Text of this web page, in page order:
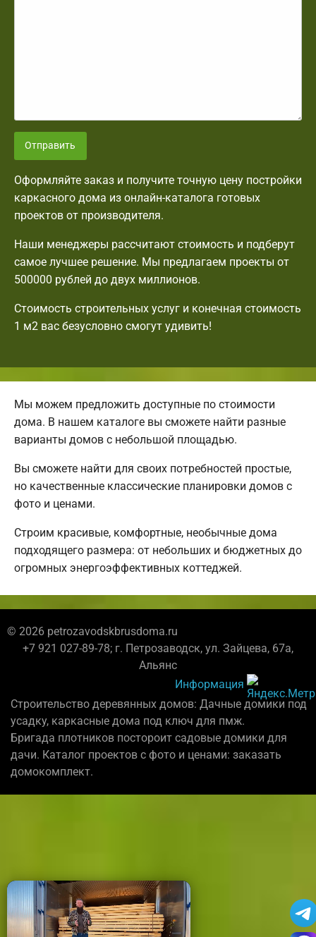
Отправить
Оформляйте заказ и получите точную цену постройки
каркасного дома из онлайн-каталога готовых
проектов от производителя.
Наши менеджеры рассчитают стоимость и подберут
самое лучшее решение. Мы предлагаем проекты от
500000 рублей до двух миллионов.
Стоимость строительных услуг и конечная стоимость
1 м2 вас безусловно смогут удивить!
Мы можем предложить доступные по стоимости
дома. В нашем каталоге вы сможете найти разные
варианты домов с небольшой площадью.
Вы сможете найти для своих потребностей простые,
но качественные классические планировки домов с
фото и ценами.
Строим красивые, комфортные, необычные дома
подходящего размера: от небольших и бюджетных до
огромных энергоэффективных коттеджей.
© 2026 petrozavodskbrusdoma.ru
+7 921 027-89-78; г. Петрозаводск, ул. Зайцева, 67а,
Альянс
Информация
Строительство деревянных домов: Дачные домики под
усадку, каркасные дома под ключ для пмж.
Бригада плотников постороит садовые домики для
дачи. Каталог проектов с фото и ценами: заказать
домокомплект.